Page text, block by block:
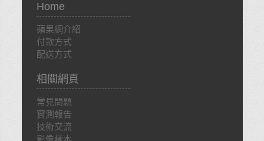
Home
蘋果網介紹
付款方式
配送方式
相關網頁
常見問題
實測報告
技術交流